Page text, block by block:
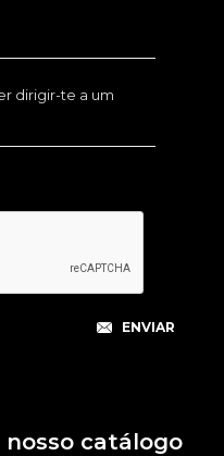
dirigir-te a um
nosso catálogo